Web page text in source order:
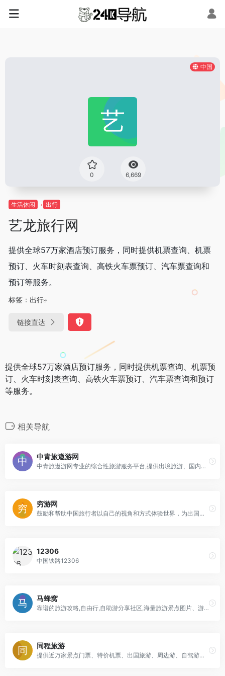
中国
0 6,669
生活休闲 出行
艺龙旅行网
提供全球57万家酒店预订服务，同时提供机票查询、机票
预订、火车时刻表查询、高铁火车票预订、汽车票查询和
预订等服务。
标签： 出行
链接直达
提供全球57万家酒店预订服务，同时提供机票查询、机票预
订、火车时刻表查询、高铁火车票预订、汽车票查询和预订
等服务。
相关导航
中青旅遨游网
中青旅遨游网专业的综合性旅游服务平台,提供出境旅游、国内游、海岛游、邮轮旅游、定制游、签证办理、机票预订、查询、全程优质服务。
穷游网
鼓励和帮助中国旅行者以自己的视角和方式体验世界，为出国旅行者提供专业、实用、全面的出境游旅行指南和旅游攻略，是中国出境游旅行者们分享旅游目的地信息和游记攻略的平台。
12306
中国铁路12306
马蜂窝
靠谱的旅游攻略,自由行,自助游分享社区,海量旅游景点图片、游记、交通、美食、购物等自由行旅游攻略信息,马蜂窝旅游网获取自由行,自助游攻略信息更全面
同程旅游
提供近万家景点门票、特价机票、出国旅游、周边游、自驾游及酒店预订服务